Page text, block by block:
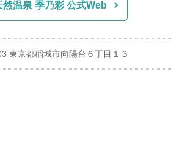
然温泉 季乃彩 公式Web
東京都稲城市向陽台６丁目１３